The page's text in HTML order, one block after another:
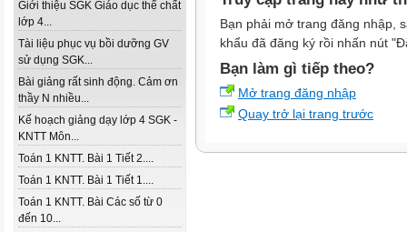
Giới thiệu SGK Giáo dục thể chất
lớp 4...
Tài liệu phục vụ bồi dưỡng GV
sử dụng SGK...
Bài giảng rất sinh động. Cảm ơn
thầy N nhiều...
Kế hoạch giảng dạy lớp 4 SGK -
KNTT Môn...
Toán 1 KNTT. Bài 1 Tiết 2....
Toán 1 KNTT. Bài 1 Tiết 1....
Toán 1 KNTT. Bài Các số từ 0
đến 10...
Bạn phải mở trang đăng nhập,
khẩu đã đăng ký rồi nhấn nút
Bạn làm gì tiếp theo?
Mở trang đăng nhập
Quay trở lại trang trước